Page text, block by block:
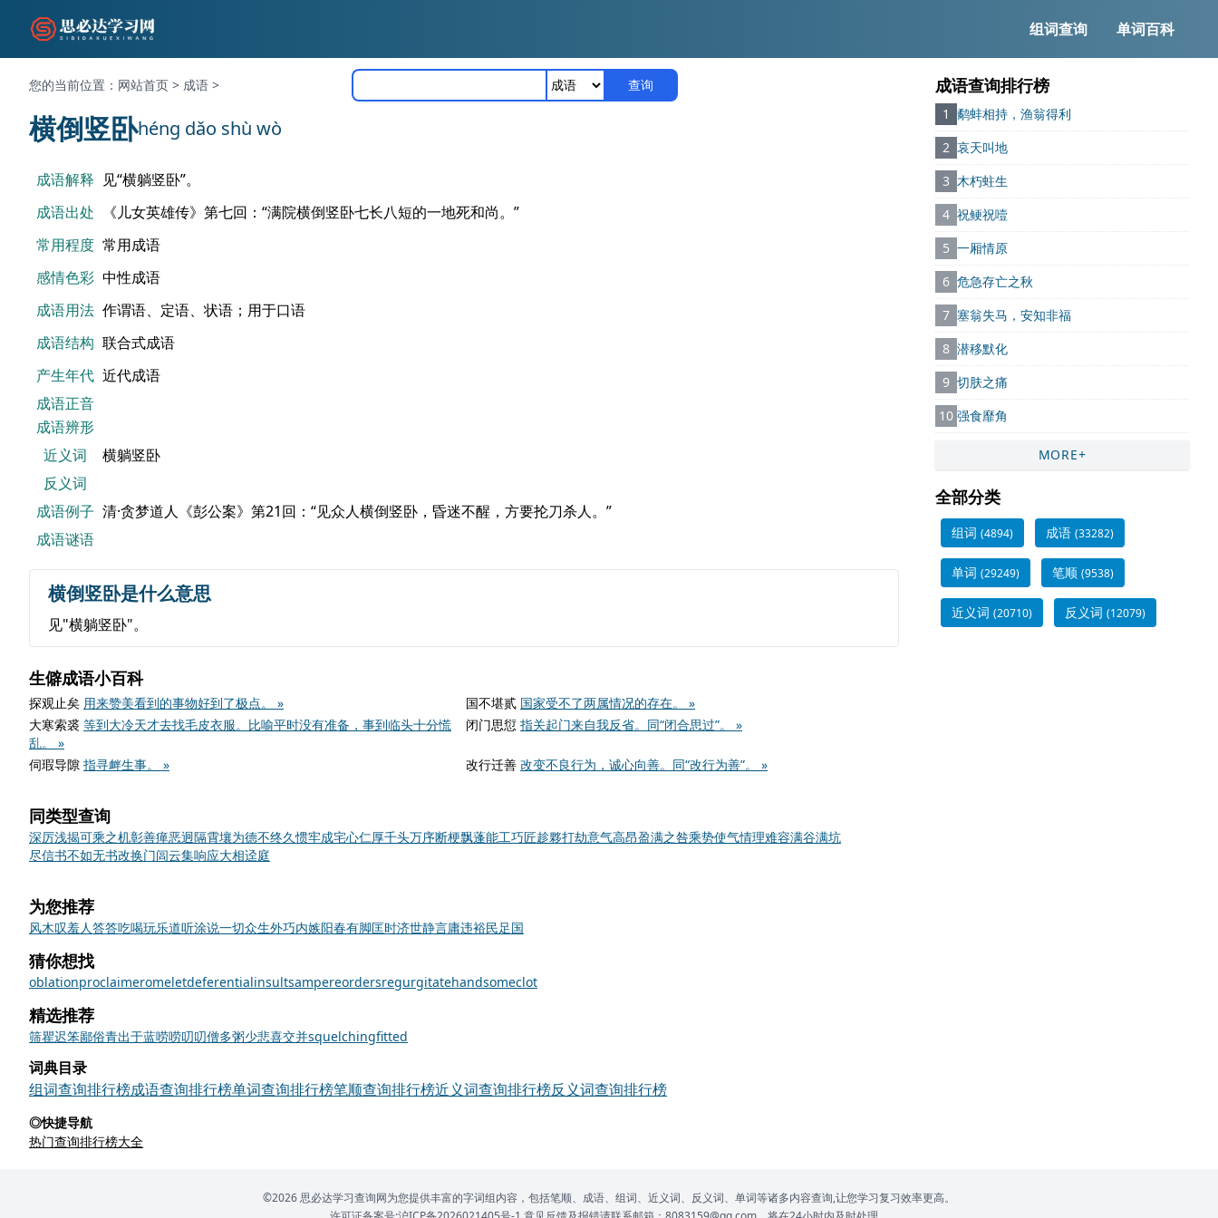
组词查询 单词百科
您的当前位置： 网站首页 > 成语 > 查询
横倒竖卧héng dǎo shù wò
成语解释 见“横躺竖卧”。
成语出处
《儿女英雄传》第七回：“满院横倒竖卧七长八短的一地死和尚。”
常用程度 常用成语
感情色彩 中性成语
成语用法 作谓语、定语、状语；用于口语
成语结构 联合式成语
产生年代 近代成语
成语正音
成语辨形
近义词
横躺竖卧
反义词
成语例子 清·贪梦道人《彭公案》第21回：“见众人横倒竖卧，昏迷不醒，方要抡刀杀人。”
成语谜语
横倒竖卧是什么意思
见"横躺竖卧"。
生僻成语小百科
探观止矣 用来赞美看到的事物好到了极点。 » 国不堪贰 国家受不了两属情况的存在。 »
大寒索裘 等到大冷天才去找毛皮衣服。比喻平时没有准备，事到临头十分慌
乱。 »
闭门思愆 指关起门来自我反省。同“闭合思过”。 »
伺瑕导隙 指寻衅生事。 » 改行迁善 改变不良行为，诚心向善。同“改行为善”。 »
同类型查询
深厉浅揭可乘之机彰善瘅恶迥隔霄壤为德不终久惯牢成宅心仁厚千头万序断梗飘蓬能工巧匠趁夥打劫意气高昂盈满之咎乘势使气情理难容满谷满坑
尽信书不如无书改换门闾云集响应大相迳庭
为您推荐
风木叹羞人答答吃喝玩乐道听涂说一切众生外巧内嫉阳春有脚匡时济世静言庸违裕民足国
猜你想找
oblationproclaimeromeletdeferentialinsultsampereordersregurgitatehandsomeclot
精选推荐
筛瞿迟笨鄙俗青出于蓝唠唠叨叨僧多粥少悲喜交并squelchingfitted
词典目录
组词查询排行榜成语查询排行榜单词查询排行榜笔顺查询排行榜近义词查询排行榜反义词查询排行榜
◎快捷导航
热门查询排行榜大全
成语查询排行榜
1 鹬蚌相持，渔翁得利
2 哀天叫地
3 木朽蛀生
4 祝鲠祝噎
5 一厢情原
6 危急存亡之秋
7 塞翁失马，安知非福
8 潜移默化
9 切肤之痛
10 强食靡角
MORE+
全部分类
组词 (4894) 成语 (33282)
单词 (29249) 笔顺 (9538)
近义词 (20710) 反义词 (12079)
©2026 思必达学习查询网为您提供丰富的字词组内容，包括笔顺、成语、组词、近义词、反义词、单词等诸多内容查询,让您学习复习效率更高。